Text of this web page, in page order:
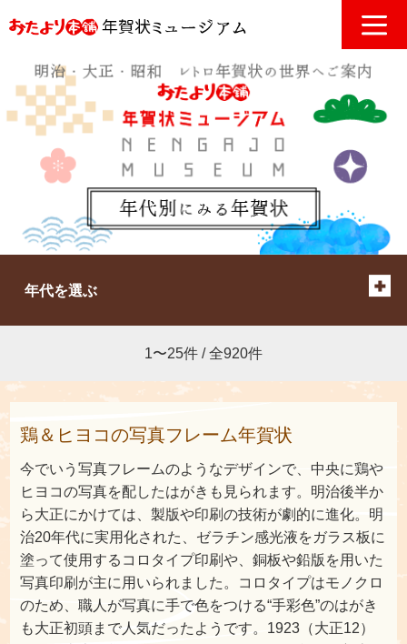
年代を選ぶ
1〜25件 / 全920件
鶏＆ヒヨコの写真フレーム年賀状
今でいう写真フレームのようなデザインで、中央に鶏や
ヒヨコの写真を配したはがきも見られます。明治後半か
ら大正にかけては、製版や印刷の技術が劇的に進化。明
治20年代に実用化された、ゼラチン感光液をガラス板に
塗って使用するコロタイプ印刷や、銅板や鉛版を用いた
写真印刷が主に用いられました。コロタイプはモノクロ
のため、職人が写真に手で色をつける“手彩色”のはがき
も大正初頭まで人気だったようです。1923（大正12）